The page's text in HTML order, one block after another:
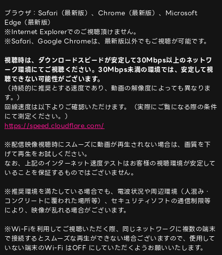
ブラウザ：Safari（最新版）、Chrome（最新版）、Microsoft
Edge（最新版）
※Internet Explorerでのご視聴頂けません。
※Safari、Google Chromeは、最新版以外でもご視聴が可能です。
視聴時は、ダウンロードスピードが安定して30Mbps以上のネットワ
ーク環境にてご視聴ください。30Mbps未満の環境では、安定して視
聴できない可能性がございます。
（持続的に推奨とする速度であり、動画の解像度によっても異なりま
す。）
回線速度は以下よりご確認いただけます。（実際にご覧になる際の条件
https://speed.cloudflare.com/
※配信映像視聴時にスムーズに動画が再生されない場合は、画質を下
げて再生をお試しください。
なお、上記のインターネット速度テストはお客様の視聴環境が安定して
いることを保証するものではございません。
※推奨環境を満たしている場合でも、電波状況や周辺環境（人混み・
コンクリートに覆われた場所等）、セキュリティソフトの通信制限等
により、映像が乱れる場合がございます。
※Wi-Fiを利用してご視聴いただく際、同じネットワークに複数の端末
で接続するとスムーズな再生ができない場合ございますので、使用して
いない端末のWi-Fi はOFF にしていただくようお願いいたします。